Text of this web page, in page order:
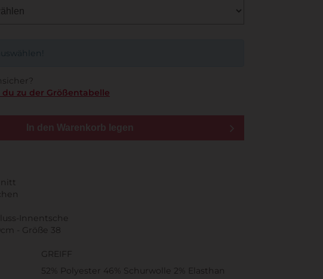
zu der Größentabelle
In den Warenkorb legen
Innentsche
- Größe 38
GREIFF
52% Polyester 46% Schurwolle 2% Elasthan